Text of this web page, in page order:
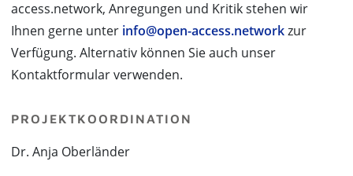
access.network, Anregungen und Kritik stehen wir
Ihnen gerne unter info@open-access.networkzur
Verfügung. Alternativ können Sie auch unser
Kontaktformular verwenden.
PROJEKTKOORDINATION
Dr. Anja Oberländer